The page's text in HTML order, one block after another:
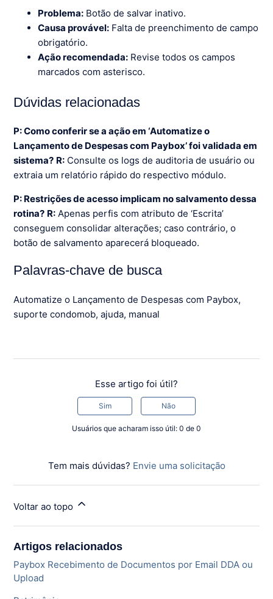
Problema: Botão de salvar inativo.
Causa provável: Falta de preenchimento de campo
obrigatório.
Ação recomendada: Revise todos os campos
marcados com asterisco.
Dúvidas relacionadas
P: Como conferir se a ação em ‘Automatize o
Lançamento de Despesas com Paybox’ foi validada em
sistema? R: Consulte os logs de auditoria de usuário ou
extraia um relatório rápido do respectivo módulo.
P: Restrições de acesso implicam no salvamento dessa
rotina? R: Apenas perfis com atributo de ‘Escrita’
conseguem consolidar alterações; caso contrário, o
botão de salvamento aparecerá bloqueado.
Palavras-chave de busca
Automatize o Lançamento de Despesas com Paybox,
suporte condomob, ajuda, manual
Esse artigo foi útil?
Sim Não
Usuários que acharam isso útil: 0 de 0
Tem mais dúvidas? Envie uma solicitação
Voltar ao topo
Artigos relacionados
Paybox Recebimento de Documentos por Email DDA ou
Upload